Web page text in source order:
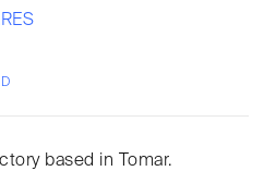
based in Tomar.